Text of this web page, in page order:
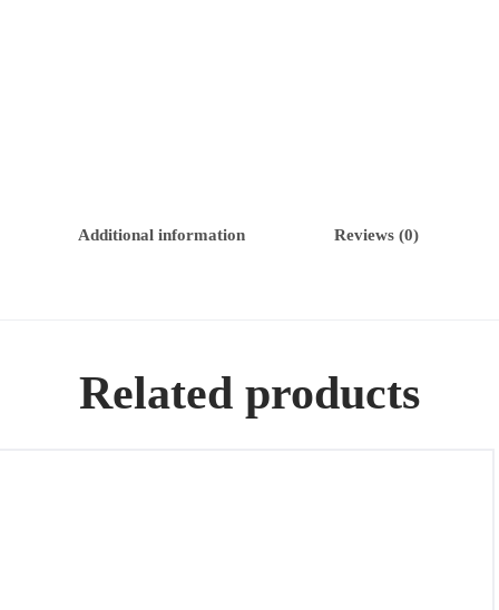
Additional information Reviews (0)
Related products